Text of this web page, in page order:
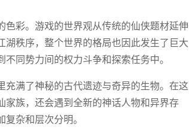
色彩。游戏的世界观从传统的仙侠题材延伸
秩序，整个世界的格局也因此发生了巨大
同势力间的权力斗争和探索任务中。
满了神秘的古代遗迹与奇异的生物。在这
家族，还会遇到全新的神话人物和异界存
杂和层次分明。